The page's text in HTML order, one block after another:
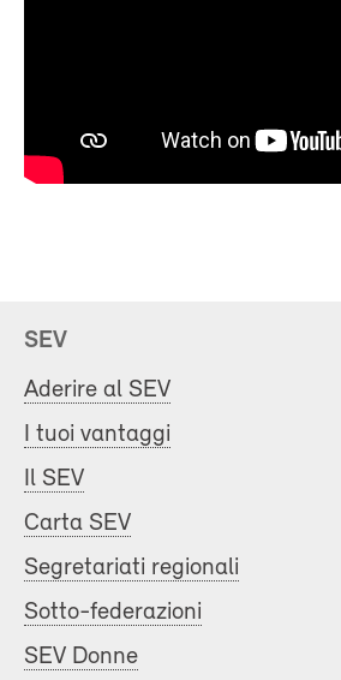
SEV
Aderire al SEV
I tuoi vantaggi
Il SEV
Carta SEV
Segretariati regionali
Sotto-federazioni
SEV Donne